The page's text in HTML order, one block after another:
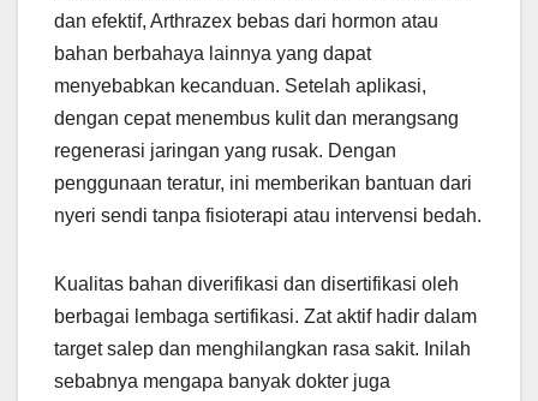
dan efektif, Arthrazex bebas dari hormon atau
bahan berbahaya lainnya yang dapat
menyebabkan kecanduan. Setelah aplikasi,
dengan cepat menembus kulit dan merangsang
regenerasi jaringan yang rusak. Dengan
penggunaan teratur, ini memberikan bantuan dari
nyeri sendi tanpa fisioterapi atau intervensi bedah.
Kualitas bahan diverifikasi dan disertifikasi oleh
berbagai lembaga sertifikasi. Zat aktif hadir dalam
target salep dan menghilangkan rasa sakit. Inilah
sebabnya mengapa banyak dokter juga